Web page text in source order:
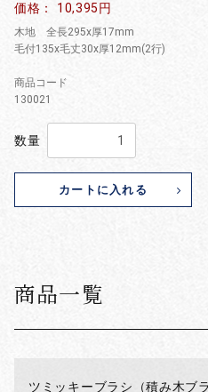
商品一覧
ツミッキーブラシ（積み木ブラ
価格： 10,395円
木地 全長295x厚17mm
毛付135x毛丈30x厚12mm(2行)
商品コード
130021
数量
カートに入れる